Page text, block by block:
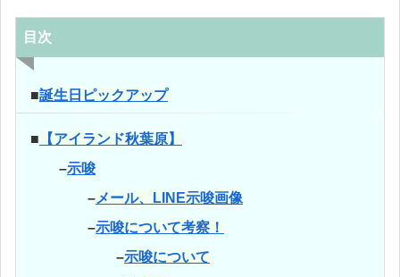
目次
■誕生日ピックアップ
■ 【アイランド秋葉原】
–示唆
–メール、LINE示唆画像
–示唆について考察！
–示唆について